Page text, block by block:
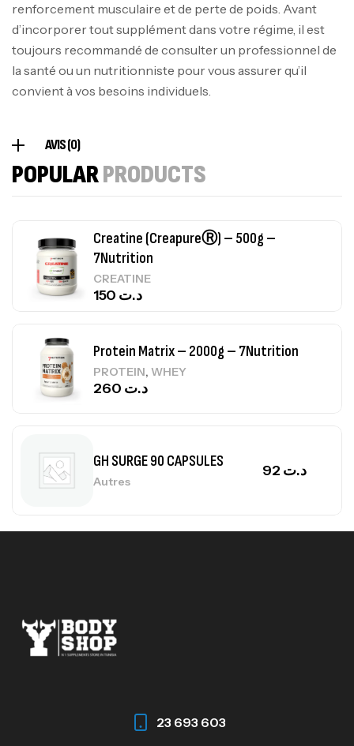
renforcement musculaire et de perte de poids. Avant
d’incorporer tout supplément dans votre régime, il est
toujours recommandé de consulter un professionnel de
la santé ou un nutritionniste pour vous assurer qu’il
convient à vos besoins individuels.
AVIS (0)
POPULARPRODUCTS
100% Pure Whey – 2,27kg – BIOTECHUSA
Autres
د.ت269
Autres
د.ت
Creatine (CreapureⓇ) – 500g –
7Nutrition
CREATINE
د.ت
Protein Matrix – 2000g – 7Nutrition
PROTEIN,WHEY
د.ت
GH SURGE 90 CAPSULES
Autres
د.ت
100% Pure Whey – 2,27kg – BIOTECHUSA
23 693 603